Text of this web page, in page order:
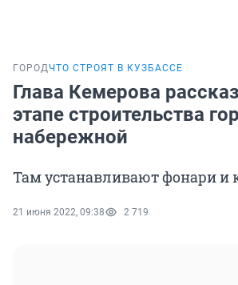
ГОРОДЧТО СТРОЯТ В КУЗБАССЕ
Глава Кемерова
этапе строительства
набережной
Там устанавливают фонари и
21 июня 2022, 09:38 2 719